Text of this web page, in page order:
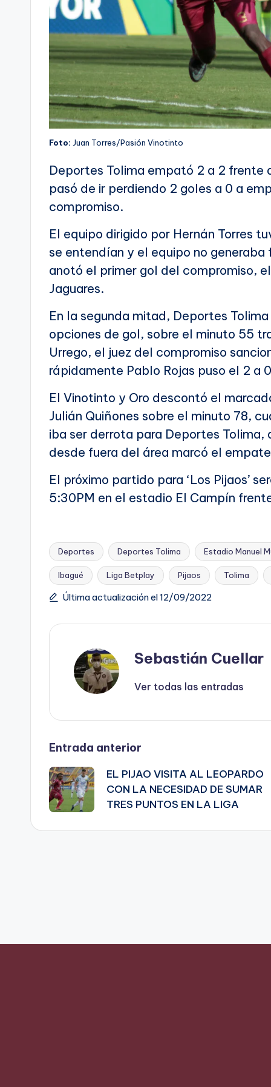
Foto: Juan Torres/Pasión Vinotinto
Deportes Tolima empató 2 a 2 frente
pasó de ir perdiendo 2 goles a 0 a
compromiso.
El equipo dirigido por Hernán Torres
se entendían y el equipo no
anotó el primer gol del compromiso,
Jaguares.
En la segunda mitad, Deportes
opciones de gol, sobre el minuto 55
Urrego, el juez del compromiso
rápidamente Pablo Rojas puso el 2 a
El Vinotinto y Oro descontó el
Julián Quiñones sobre el minuto 78,
iba ser derrota para Deportes Tolima,
desde fuera del área marcó el
El próximo partido para ‘Los Pijaos’
5:30PM en el estadio El Campín
Etiquetas:
Deportes Deportes Tolima Estadio Manuel
Ibagué Liga Betplay Pijaos Tolima
Última actualización el 12/09/2022
Sebastián Cuellar
Ver todas las entradas
Navegación
de
entradas
Entrada anterior
EL PIJAO VISITA AL LEOPARDO
CON LA NECESIDAD DE SUMAR
TRES PUNTOS EN LA LIGA